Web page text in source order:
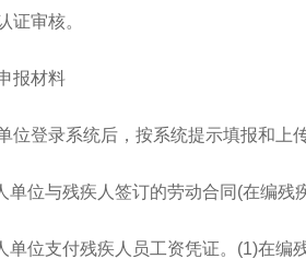
证审核。
报材料
位登录系统后，按系统提示填报和上
单位与残疾人签订的劳动合同(在编残
单位支付残疾人员工资凭证。 (1)在编